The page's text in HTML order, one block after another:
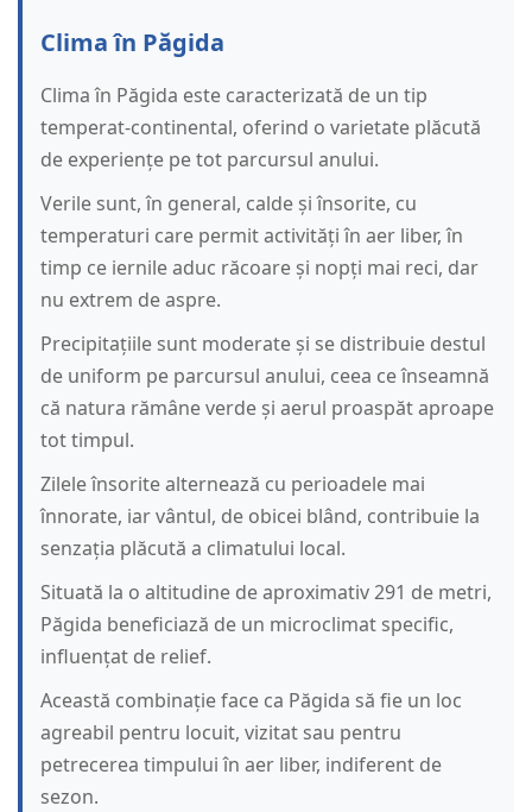
Clima în Păgida
Clima în Păgida este caracterizată de un tip
temperat-continental, oferind o varietate plăcută
de experiențe pe tot parcursul anului.
Verile sunt, în general, calde și însorite, cu
temperaturi care permit activități în aer liber, în
timp ce iernile aduc răcoare și nopți mai reci, dar
nu extrem de aspre.
Precipitațiile sunt moderate și se distribuie destul
de uniform pe parcursul anului, ceea ce înseamnă
că natura rămâne verde și aerul proaspăt aproape
tot timpul.
Zilele însorite alternează cu perioadele mai
înnorate, iar vântul, de obicei blând, contribuie la
senzația plăcută a climatului local.
Situată la o altitudine de aproximativ 291 de metri,
Păgida beneficiază de un microclimat specific,
influențat de relief.
Această combinație face ca Păgida să fie un loc
agreabil pentru locuit, vizitat sau pentru
petrecerea timpului în aer liber, indiferent de
sezon.